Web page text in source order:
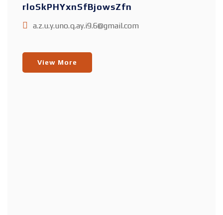
rloSkPHYxnSfBjowsZfn
a.z.u.y.uno.q.ay.i9.6@gmail.com
View More